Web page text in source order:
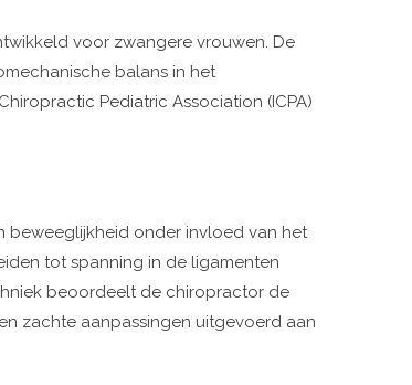
voor zwangere vrouwen. De
balans in het
Pediatric Association (ICPA)
beweeglijkheid onder invloed van het
tot spanning in de ligamenten
beoordeelt de chiropractor de
zachte aanpassingen uitgevoerd aan